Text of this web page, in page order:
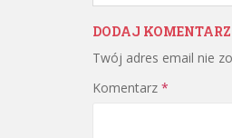
DODAJ KOMENTARZ
Twój adres email nie
Komentarz *